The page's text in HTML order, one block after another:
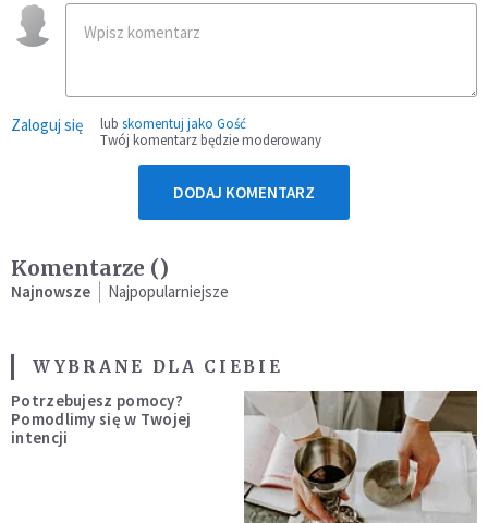
Zaloguj się lub skomentuj jako Gość
Twój komentarz będzie moderowany
DODAJ KOMENTARZ
Komentarze ()
Najnowsze Najpopularniejsze
WYBRANE DLA CIEBIE
Potrzebujesz pomocy?
Pomodlimy się w Twojej
intencji